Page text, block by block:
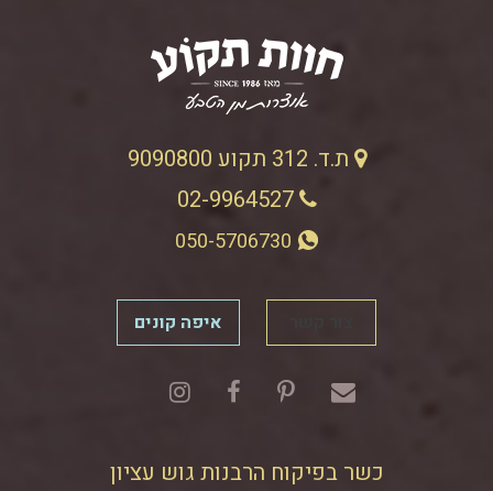
ת.ד. 312 תקוע 9090800
02-9964527
איפה קונים
כשר בפיקוח הרבנות גוש עציון